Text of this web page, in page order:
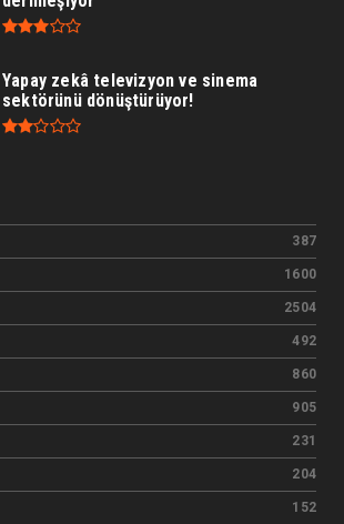
Yapay zekâ televizyon ve sinema
sektörünü dönüştürüyor!
387
1600
2504
492
860
905
231
204
152